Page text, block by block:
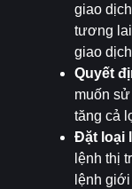
giao
tương
giao
Quyết
muốn
tăng cả
Đặt loại
lệnh thị
lệnh